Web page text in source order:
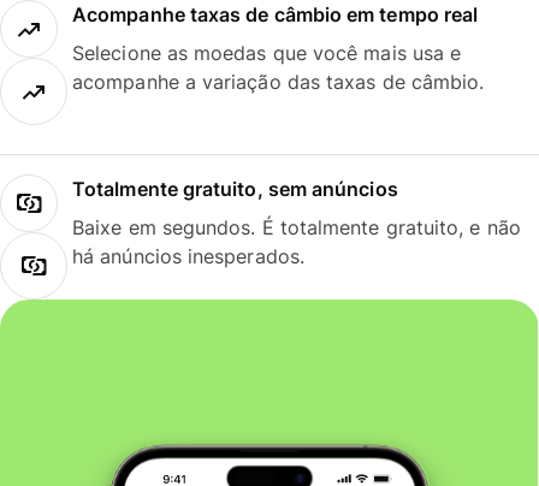
Acompanhe taxas de câmbio em tempo real
Selecione as moedas que você mais usa e
acompanhe a variação das taxas de câmbio.
Totalmente gratuito, sem anúncios
Baixe em segundos. É totalmente gratuito, e não
há anúncios inesperados.